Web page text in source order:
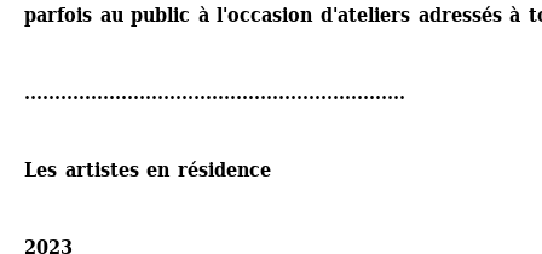
parfois au public à l'occasion d'ateliers adressés à
...............................................................
Les artistes en résidence
2023